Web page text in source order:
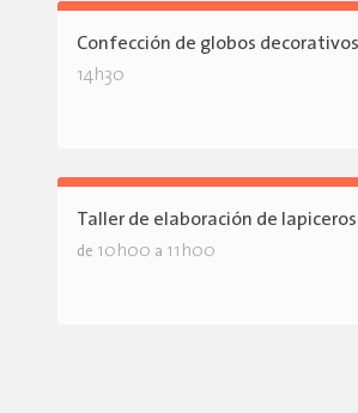
Confección de globos decorativos
14h30
Taller de elaboración de lapiceros
de 10h00 a 11h00